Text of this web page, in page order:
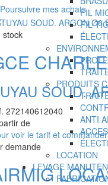
FIL
FIL
PRODUITS
ANTI
LOCATION
LEVAGE
Poursuivre mes achats
stock
SOUD.
272140612040
de
voir le tarif et
demande